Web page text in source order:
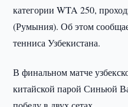
категории WTA 250,
(Румыния). Об этом
тенниса Узбекистана.
В финальном матче
китайской парой Синьюй